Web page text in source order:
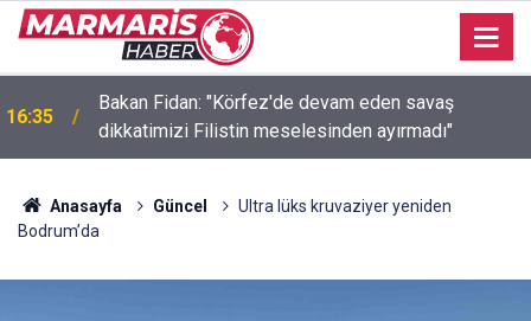
16:35
Bakan Fidan: "Körfez'de devam eden savaş
dikkatimizi Filistin meselesinden ayırmadı"
Anasayfa Güncel
Ultra lüks kruvaziyer yeniden
Bodrum’da